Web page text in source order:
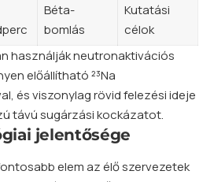
Béta-
bomlás
Kutatási
célok
használják neutronaktivációs
előállítható ²³Na
és viszonylag rövid felezési ideje
távú sugárzási kockázatot.
jelentősége
elem az élő szervezetek